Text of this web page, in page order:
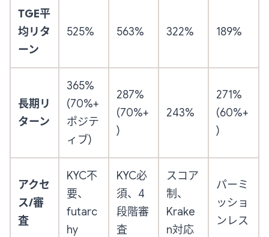
TGE平
均リタ
ーン
525% 563% 322% 189%
長期リ
ターン
365%
(70%+
ポジテ
ィブ)
287%
(70%+
)
243%
271%
(60%+
)
アクセ
ス/審
査
KYC不
要、
futarc
hy
KYC必
須、4
段階審
査
スコア
制、
Krake
n対応
パーミ
ッショ
ンレス